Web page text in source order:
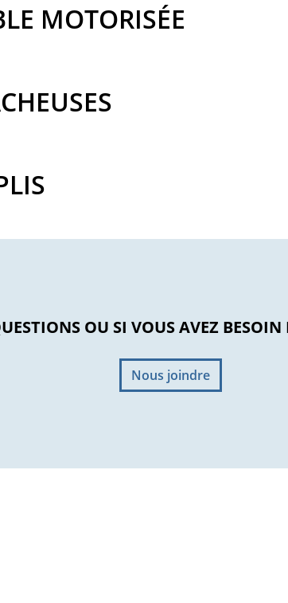
MOTORISÉE
OU SI VOUS AVEZ
Nous joindre